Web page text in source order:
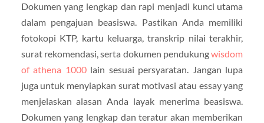
Dokumen yang lengkap dan rapi menjadi kunci utama
dalam pengajuan beasiswa. Pastikan Anda memiliki
fotokopi KTP, kartu keluarga, transkrip nilai terakhir,
surat rekomendasi, serta dokumen pendukungwisdom
of athena 1000lain sesuai persyaratan. Jangan lupa
juga untuk menyiapkan surat motivasi atau essay yang
menjelaskan alasan Anda layak menerima beasiswa.
Dokumen yang lengkap dan teratur akan memberikan